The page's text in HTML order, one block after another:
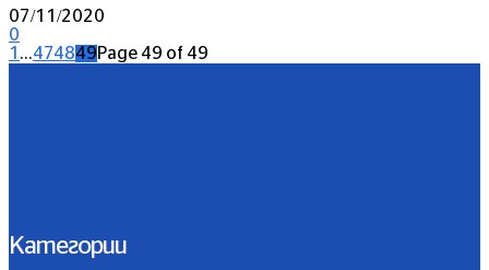
07/11/2020
0
1 ...474849Page 49 of 49
Категории